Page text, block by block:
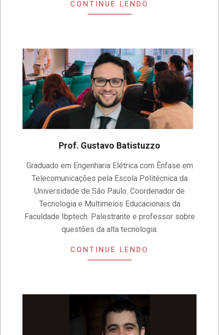
CONTINUE LENDO
Prof. Gustavo Batistuzzo
04-
Graduado em Engenharia Elétrica com Ênfase em
Telecomunicações pela Escola Politécnica da
Universidade de São Paulo. Coordenador de
Tecnologia e Multimeios Educacionais da
Faculdade Ibptech. Palestrante e professor sobre
questões da alta tecnologia.
CONTINUE LENDO